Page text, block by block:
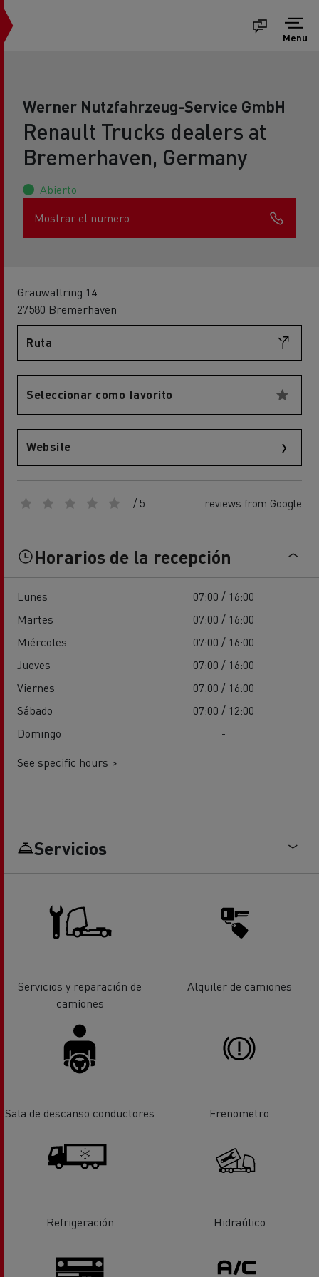
Menu
Werner Nutzfahrzeug-Service GmbH
Renault Trucks dealers at
Bremerhaven, Germany
Abierto
Mostrar el numero
Grauwallring 14
27580 Bremerhaven
Ruta
Seleccionar como favorito
Website
/ 5 reviews from Google
Horarios de la recepción
Lunes
07:00 / 16:00
Martes
07:00 / 16:00
Miércoles
07:00 / 16:00
Jueves
07:00 / 16:00
Viernes
07:00 / 16:00
Sábado
07:00 / 12:00
Domingo
-
See specific hours >
Servicios
Servicios y reparación de
camiones
Alquiler de camiones
Sala de descanso conductores Frenometro
Refrigeración Hidraúlico